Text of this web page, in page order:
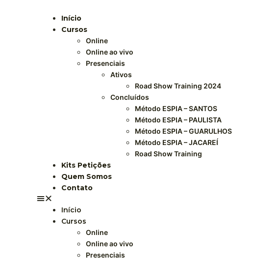
Início
Cursos
Online
Online ao vivo
Presenciais
Ativos
Road Show Training 2024
Concluídos
Método ESPIA – SANTOS
Método ESPIA – PAULISTA
Método ESPIA – GUARULHOS
Método ESPIA – JACAREÍ
Road Show Training
Kits Petições
Quem Somos
Contato
Início
Cursos
Online
Online ao vivo
Presenciais